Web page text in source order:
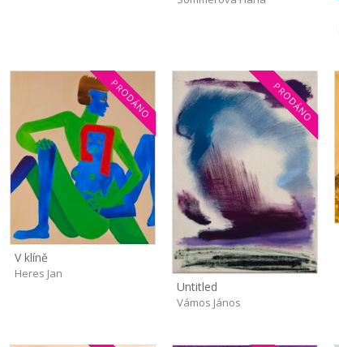
PRODÁNO
V klíně
Heres Jan
PRODÁNO
Untitled
Vámos János